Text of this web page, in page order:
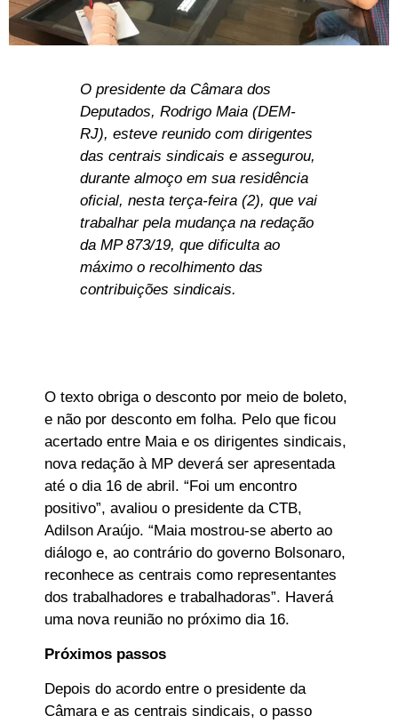
O presidente da Câmara dos
Deputados, Rodrigo Maia (DEM-
RJ), esteve reunido com dirigentes
das centrais sindicais e assegurou,
durante almoço em sua residência
oficial, nesta terça-feira (2), que vai
trabalhar pela mudança na redação
da MP 873/19, que dificulta ao
máximo o recolhimento das
contribuições sindicais.
O texto obriga o desconto por meio de boleto,
e não por desconto em folha. Pelo que ficou
acertado entre Maia e os dirigentes sindicais,
nova redação à MP deverá ser apresentada
até o dia 16 de abril. “Foi um encontro
positivo”, avaliou o presidente da CTB,
Adilson Araújo. “Maia mostrou-se aberto ao
diálogo e, ao contrário do governo Bolsonaro,
reconhece as centrais como representantes
dos trabalhadores e trabalhadoras”. Haverá
uma nova reunião no próximo dia 16.
Próximos passos
Depois do acordo entre o presidente da
Câmara e as centrais sindicais, o passo